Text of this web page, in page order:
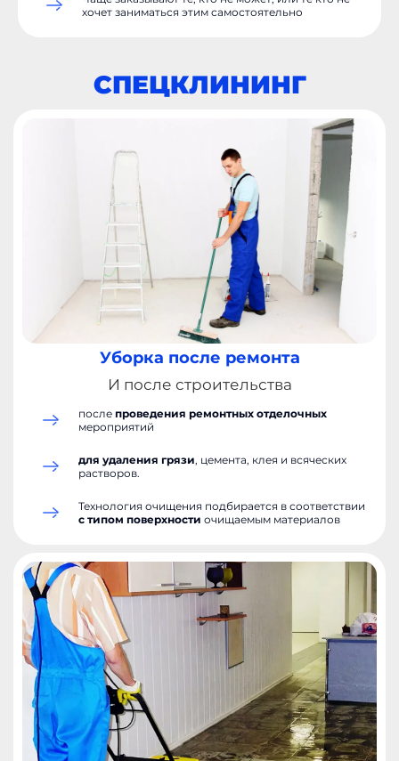
от 2 500 ₽ до 7 000 Р
хочет заниматься этим самостоятельно
СПЕЦКЛИНИНГ
и выше
Уборка после ремонта
И после строительства
после проведения ремонтных отделочных
мероприятий
для удаления грязи, цемента, клея и всяческих
растворов.
Технология очищения подбирается в соответствии
с типом поверхности очищаемым материалов